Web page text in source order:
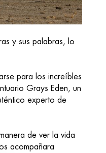
y sus palabras, lo
para los increíbles
Grays Eden, un
experto de
de ver la vida
acompañara